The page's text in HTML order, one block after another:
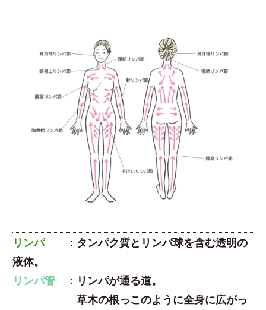
リンパ：タンパク質とリンパ球を含む透明の
液体。
リンパ管 ：リンパが通る道。
草木の根っこのように全身に広がっ